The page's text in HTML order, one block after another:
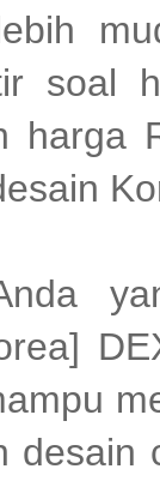
soal
harga
desain